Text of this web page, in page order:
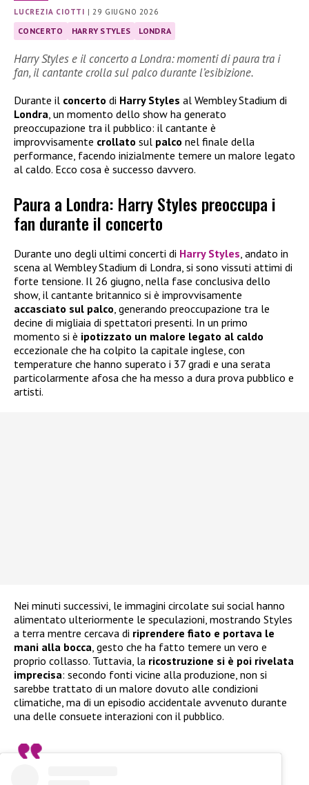
LUCREZIA CIOTTI |29 GIUGNO 2026
CONCERTO HARRY STYLES LONDRA
Harry Styles e il concerto a Londra: momenti di paura tra i
fan, il cantante crolla sul palco durante l’esibizione.
Durante il concerto di Harry Styles al Wembley Stadium di
Londra , un momento dello show ha generato
preoccupazione tra il pubblico: il cantante è
improvvisamente crollato sul palco nel finale della
performance, facendo inizialmente temere un malore legato
al caldo. Ecco cosa è successo davvero.
Paura a Londra: Harry Styles preoccupa i
fan durante il concerto
Durante uno degli ultimi concerti di Harry Styles, andato in
scena al Wembley Stadium di Londra, si sono vissuti attimi di
forte tensione. Il 26 giugno, nella fase conclusiva dello
show, il cantante britannico si è improvvisamente
accasciato sul palco, generando preoccupazione tra le
decine di migliaia di spettatori presenti. In un primo
momento si è ipotizzato un malore legato al caldo
eccezionale che ha colpito la capitale inglese, con
temperature che hanno superato i 37 gradi e una serata
particolarmente afosa che ha messo a dura prova pubblico e
artisti.
Nei minuti successivi, le immagini circolate sui social hanno
alimentato ulteriormente le speculazioni, mostrando Styles
a terra mentre cercava di riprendere fiato e portava le
mani alla bocca, gesto che ha fatto temere un vero e
proprio collasso. Tuttavia, la ricostruzione si è poi rivelata
imprecisa: secondo fonti vicine alla produzione, non si
sarebbe trattato di un malore dovuto alle condizioni
climatiche, ma di un episodio accidentale avvenuto durante
una delle consuete interazioni con il pubblico.